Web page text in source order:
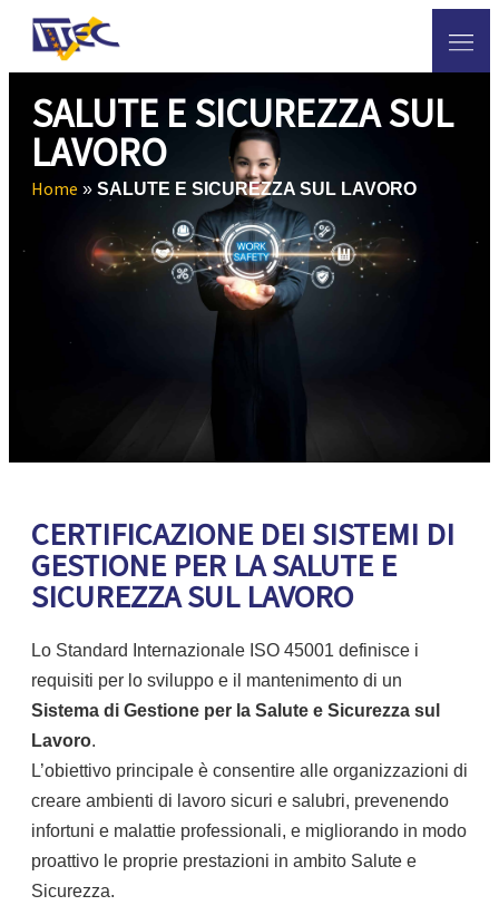
SALUTE E SICUREZZA SUL
LAVORO
Home » SALUTE E SICUREZZA SUL LAVORO
CERTIFICAZIONE DEI SISTEMI DI
GESTIONE PER LA SALUTE E
SICUREZZA SUL LAVORO
Lo Standard Internazionale ISO 45001 definisce i
requisiti per lo sviluppo e il mantenimento di un
Sistema di Gestione per la Salute e Sicurezza sul
Lavoro.
L’obiettivo principale è consentire alle organizzazioni di
creare ambienti di lavoro sicuri e salubri, prevenendo
infortuni e malattie professionali, e migliorando in modo
proattivo le proprie prestazioni in ambito Salute e
Sicurezza.